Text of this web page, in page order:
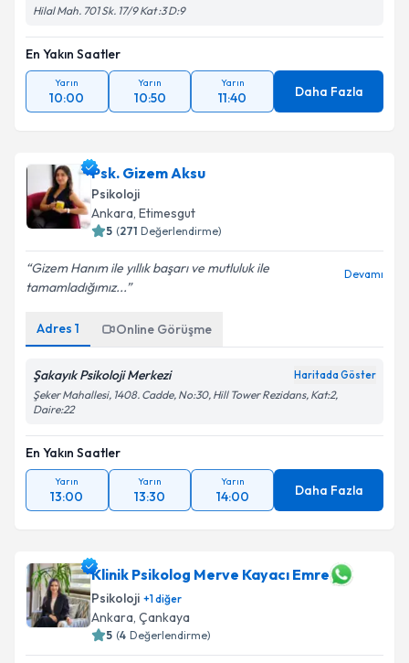
Hilal Mah. 701 Sk. 17/9 Kat :3 D:9
En Yakın Saatler
Yarın
10:00
Yarın
10:50
Yarın
11:40 Daha Fazla
Psk. Gizem Aksu
Psikoloji
Ankara, Etimesgut
5 (271 Değerlendirme)
Gizem Hanım ile yıllık başarı ve mutluluk ile
tamamladığımız...
Devamı
Adres 1 Online Görüşme
Şakayık Psikoloji Merkezi Haritada Göster
Şeker Mahallesi, 1408. Cadde, No:30, Hill Tower Rezidans, Kat:2,
Daire:22
En Yakın Saatler
Yarın
13:00
Yarın
13:30
Yarın
14:00 Daha Fazla
Klinik Psikolog Merve Kayacı Emre
Psikoloji +1diğer
Ankara, Çankaya
5 (4 Değerlendirme)